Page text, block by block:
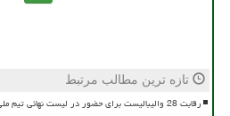
تازه ترین مطالب مرتبط
رقابت 28 والیبالیست برای حضور در لیست نهائی تیم ملی